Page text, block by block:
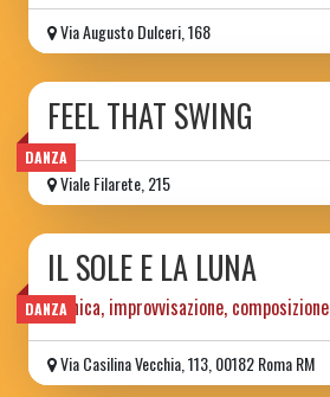
Via Augusto Dulceri, 168
DANZA
FEEL THAT SWING
Viale Filarete, 215
DANZA
IL SOLE E LA LUNA
tecnica, improvvisazione, composizione
Via Casilina Vecchia, 113, 00182 Roma RM